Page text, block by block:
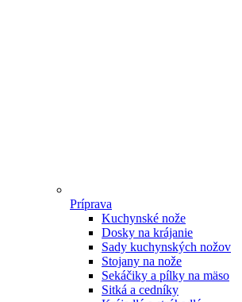
Príprava
Kuchynské nože
Dosky na krájanie
Sady kuchynských nožov
Stojany na nože
Sekáčiky a pílky na mäso
Sitká a cedníky